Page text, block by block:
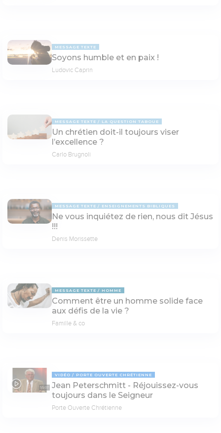
MESSAGE TEXTE
Soyons humble et en paix !
Ludovic Caprin
MESSAGE TEXTE LA QUESTION TABOUE
Un chrétien doit-il toujours viser
l’excellence ?
Carlo Brugnoli
MESSAGE TEXTE ENSEIGNEMENTS BIBLIQUES
Ne vous inquiétez de rien, nous dit Jésus
!!!
Denis Morissette
MESSAGE TEXTE HOMME
Comment être un homme solide face
aux défis de la vie ?
Famille & co
55:07
VIDÉO PORTE OUVERTE CHRÉTIENNE
Jean Peterschmitt - Réjouissez-vous
toujours dans le Seigneur
Porte Ouverte Chrétienne